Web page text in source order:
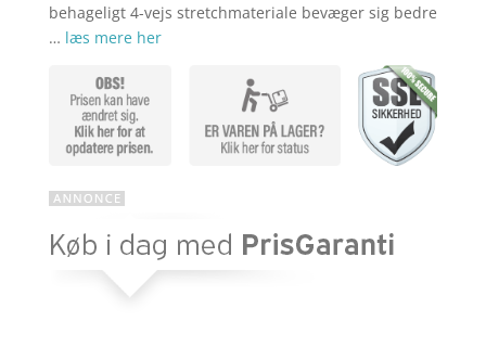
behageligt 4-vejs stretchmateriale bevæger sig bedre
… læs mere her